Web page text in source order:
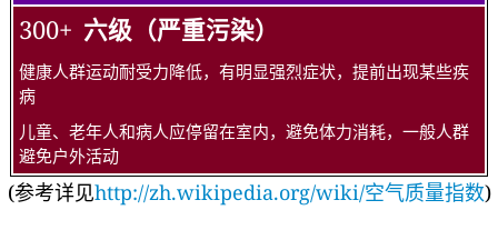
300+ 六级（严重污染）
健康人群运动耐受力降低，有明显强烈症状，提前出现某些疾
病
儿童、老年人和病人应停留在室内，避免体力消耗，一般人群
避免户外活动
(参考详见http://zh.wikipedia.org/wiki/空气质量指数)